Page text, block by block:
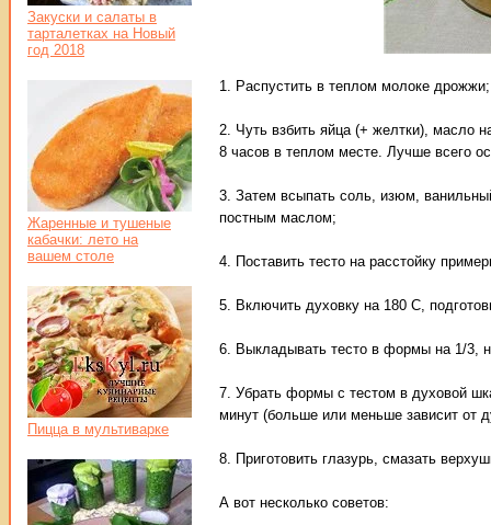
1. Распустить в теплом молоке дрожжи;
2. Чуть взбить яйца (+ желтки), масло
8 часов в теплом месте. Лучше всего
3. Затем всыпать соль, изюм,
постным маслом;
4. Поставить тесто на расстойку
5. Включить духовку на 180 С,
6. Выкладывать тесто в формы на 1/3,
7. Убрать формы с тестом в духовой
минут (больше или меньше зависит от
8. Приготовить глазурь, смазать
А вот несколько советов:
Закуски и салаты в
тарталетках на Новый
год 2018
Жаренные и тушеные
кабачки: лето на
вашем столе
Пицца в мультиварке